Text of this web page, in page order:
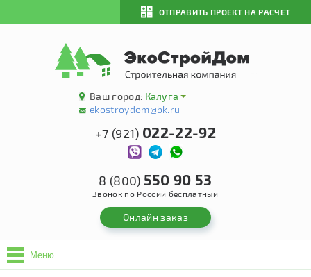
ОТПРАВИТЬ ПРОЕКТ НА РАСЧЕТ
Ваш город: Калуга
ekostroydom@bk.ru
+7 (921) 022-22-92
8 (800) 550 90 53
Звонок по России бесплатный
Онлайн заказ
Меню